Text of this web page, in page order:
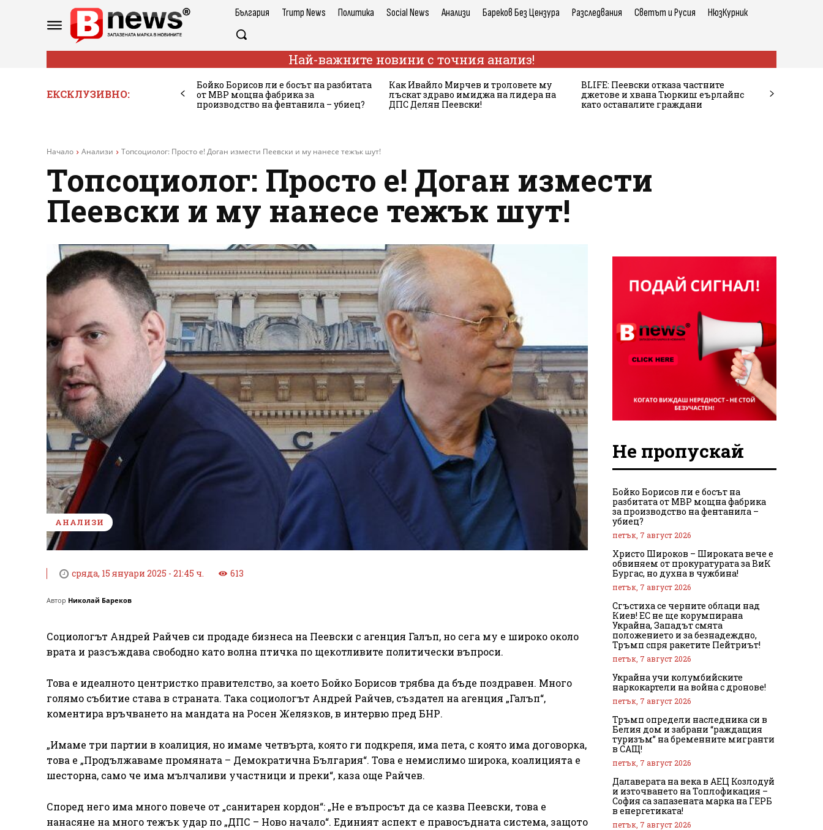
България Trump News Политика Social News Анализи Бареков Без Цензура Разследвания Светът и Русия НюзКурник
Най-важните новини с точния анализ!
ЕКСКЛУЗИВНО:
Бойко Борисов ли е босът на разбитата
от МВР мощна фабрика за
производство на фентанила – убиец?
Как Ивайло Мирчев и троловете му
лъскат здраво имиджа на лидера на
ДПС Делян Пеевски!
BLIFE: Пеевски отказа частните
джетове и хвана Тюркиш еърлайнс
като останалите граждани
Начало Анализи Топсоциолог: Просто е! Доган измести Пеевски и му нанесе тежък шут!
Топсоциолог: Просто е! Доган измести
Пеевски и му нанесе тежък шут!
АНАЛИЗИ
сряда, 15 януари 2025 - 21:45 ч. 613
Автор Николай Бареков
Социологът Андрей Райчев си продаде бизнеса на Пеевски с агенция Галъп, но сега му е широко около
врата и разсъждава свободно като волна птичка по щекотливите политически въпроси.
Това е идеалното центристко правителство, за което Бойко Борисов трябва да бъде поздравен. Много
голямо събитие става в страната. Така социологът Андрей Райчев, създател на агенция „Галъп“,
коментира връчването на мандата на Росен Желязков, в интервю пред БНР.
„Имаме три партии в коалиция, но имаме четвърта, която ги подкрепя, има пета, с която има договорка,
това е „Продължаваме промяната – Демократична България“. Това е немислимо широка, коалицията е
шесторна, само че има мълчаливи участници и преки“, каза още Райчев.
Според него има много повече от „санитарен кордон“: „Не е въпросът да се казва Пеевски, това е
нанасяне на много тежък удар по „ДПС – Ново начало“. Единият аспект е правосъдната система, защото
Не пропускай
Бойко Борисов ли е босът на
разбитата от МВР мощна фабрика
за производство на фентанила –
убиец?
петък, 7 август 2026
Христо Широков – Широката вече е
обвиняем от прокуратурата за ВиК
Бургас, но духна в чужбина!
петък, 7 август 2026
Сгъстиха се черните облаци над
Киев! ЕС не ще корумпирана
Украйна, Западът смята
положението и за безнадеждно,
Тръмп спря ракетите Пейтриът!
петък, 7 август 2026
Украйна учи колумбийските
наркокартели на война с дронове!
петък, 7 август 2026
Тръмп определи наследника си в
Белия дом и забрани “раждащия
туризъм” на бременните мигранти
в САЩ!
петък, 7 август 2026
Далаверата на века в АЕЦ Козлодуй
и източването на Топлофикация –
София са запазената марка на ГЕРБ
в енергетиката!
петък, 7 август 2026